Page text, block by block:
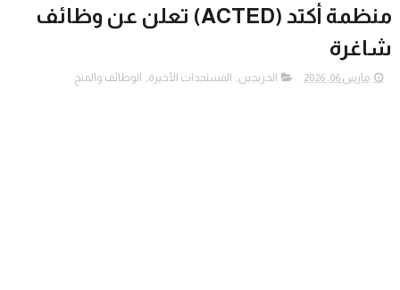
منظمة أكتد (ACTED) تعلن عن وظائف
شاغرة
مارس 06, 2026 الخريجين, المستجدات الأخيرة, الوظائف والمنح